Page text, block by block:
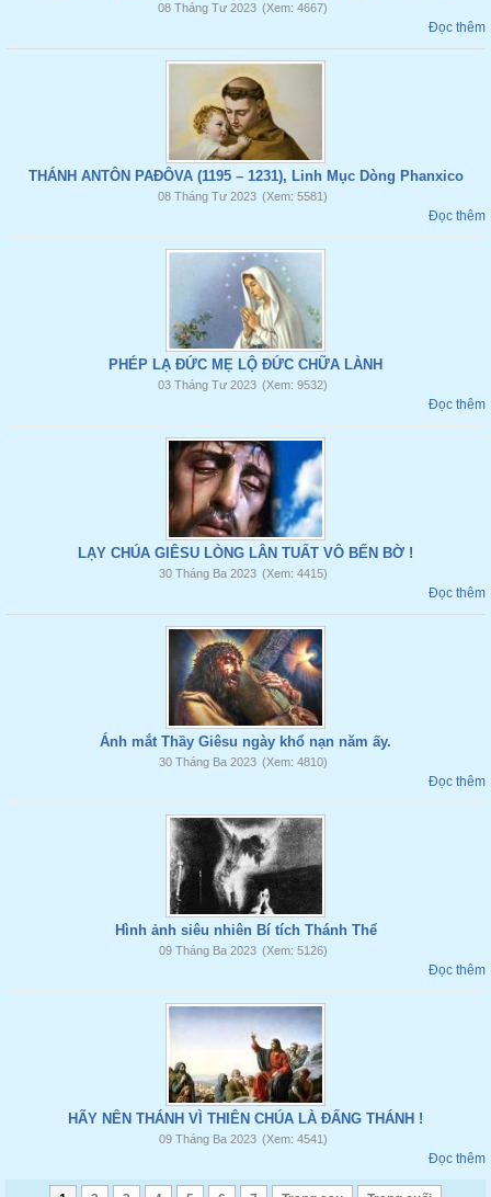
08 Tháng Tư 2023 (Xem: 4667)
Đọc thêm
THÁNH ANTÔN PAĐÔVA (1195 – 1231), Linh Mục Dòng Phanxico
08 Tháng Tư 2023 (Xem: 5581)
Đọc thêm
PHÉP LẠ ĐỨC MẸ LỘ ĐỨC CHỮA LÀNH
03 Tháng Tư 2023 (Xem: 9532)
Đọc thêm
LẠY CHÚA GIÊSU LÒNG LÂN TUẤT VÔ BẾN BỜ !
30 Tháng Ba 2023 (Xem: 4415)
Đọc thêm
Ánh mắt Thầy Giêsu ngày khổ nạn năm ấy.
30 Tháng Ba 2023 (Xem: 4810)
Đọc thêm
Hình ảnh siêu nhiên Bí tích Thánh Thể
09 Tháng Ba 2023 (Xem: 5126)
Đọc thêm
HÃY NÊN THÁNH VÌ THIÊN CHÚA LÀ ĐẤNG THÁNH !
09 Tháng Ba 2023 (Xem: 4541)
Đọc thêm